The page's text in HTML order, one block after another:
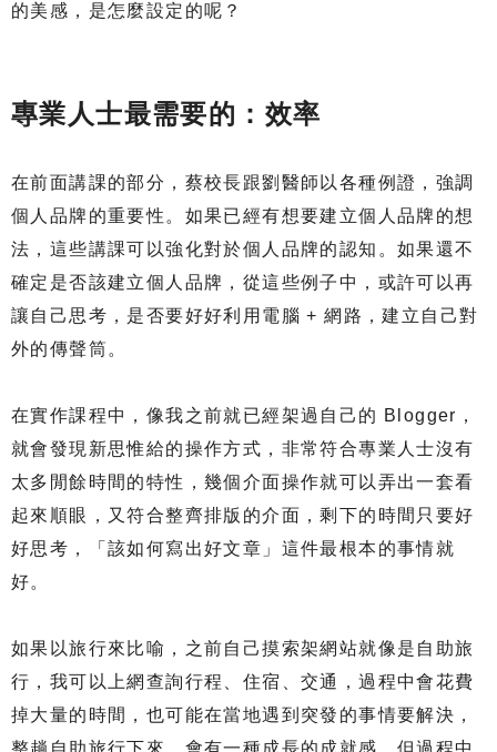
的美感，是怎麼設定的呢？
專業人士最需要的：效率
在前面講課的部分，蔡校長跟劉醫師以各種例證，強調
個人品牌的重要性。如果已經有想要建立個人品牌的想
法，這些講課可以強化對於個人品牌的認知。如果還不
確定是否該建立個人品牌，從這些例子中，或許可以再
讓自己思考，是否要好好利用電腦 + 網路，建立自己對
外的傳聲筒。
在實作課程中，像我之前就已經架過自己的 Blogger，
就會發現新思惟給的操作方式，非常符合專業人士沒有
太多閒餘時間的特性，幾個介面操作就可以弄出一套看
起來順眼，又符合整齊排版的介面，剩下的時間只要好
好思考，「該如何寫出好文章」這件最根本的事情就
好。
如果以旅行來比喻，之前自己摸索架網站就像是自助旅
行，我可以上網查詢行程、住宿、交通，過程中會花費
掉大量的時間，也可能在當地遇到突發的事情要解決，